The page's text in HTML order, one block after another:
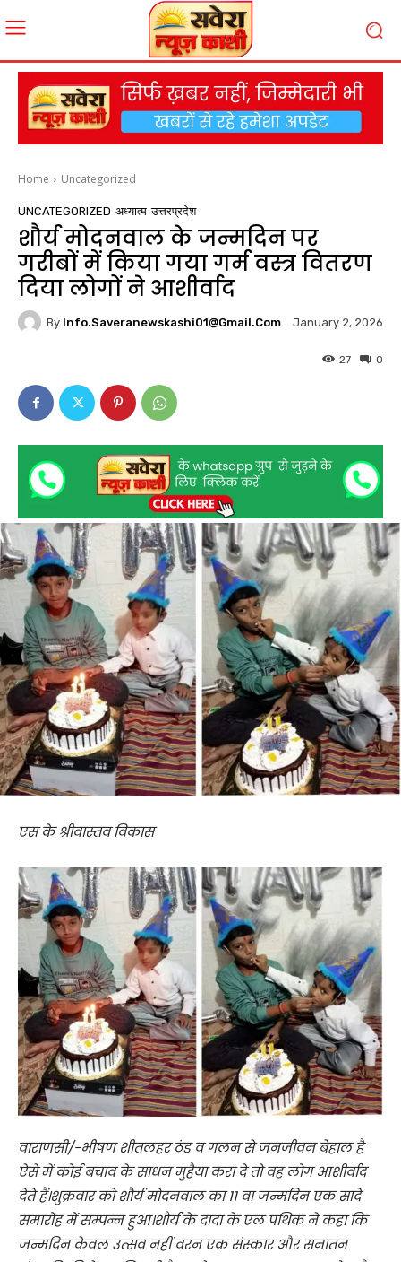
Home Uncategorized
UNCATEGORIZED अध्यात्म उत्तरप्रदेश
शौर्य मोदनवाल के जन्मदिन पर
गरीबों में किया गया गर्म वस्त्र वितरण
दिया लोगों ने आशीर्वाद
By Info.saveranewskashi01@gmail.com January 2, 2026
0
27
एस के श्रीवास्तव विकास
वाराणसी/-भीषण शीतलहर ठंड व गलन से जनजीवन बेहाल है
ऐसे में कोई बचाव के साधन मुहैया करा दे तो वह लोग आशीर्वाद
देते हैं।शुक्रवार को शौर्य मोदनवाल का 11 वा जन्मदिन एक सादे
समारोह में सम्पन्न हुआ।शौर्य के दादा के एल पथिक ने कहा कि
जन्मदिन केवल उत्सव नहीं वरन एक संस्कार और सनातन